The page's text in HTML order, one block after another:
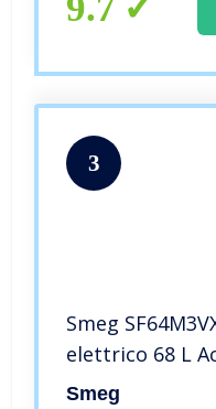
9.7
3
Smeg
elettrico 68 L
Smeg